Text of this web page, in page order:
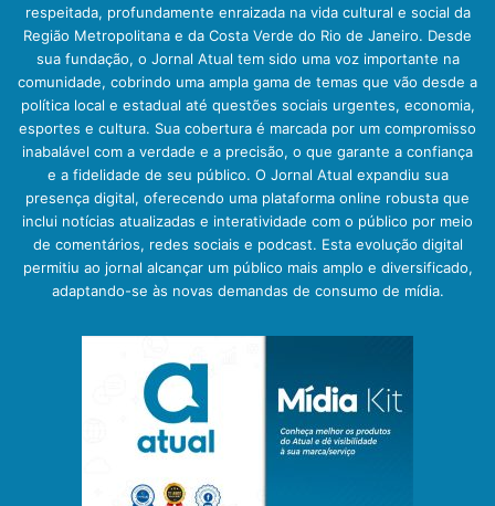
respeitada, profundamente enraizada na vida cultural e social da
Região Metropolitana e da Costa Verde do Rio de Janeiro. Desde
sua fundação, o Jornal Atual tem sido uma voz importante na
comunidade, cobrindo uma ampla gama de temas que vão desde a
política local e estadual até questões sociais urgentes, economia,
esportes e cultura. Sua cobertura é marcada por um compromisso
inabalável com a verdade e a precisão, o que garante a confiança
e a fidelidade de seu público. O Jornal Atual expandiu sua
presença digital, oferecendo uma plataforma online robusta que
inclui notícias atualizadas e interatividade com o público por meio
de comentários, redes sociais e podcast. Esta evolução digital
permitiu ao jornal alcançar um público mais amplo e diversificado,
adaptando-se às novas demandas de consumo de mídia.